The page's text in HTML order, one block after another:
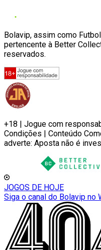
Bolavip, assim como
pertencente à Better
reservados.
+18 | Jogue com
Condições | Conteúdo
adverte: Aposta não é
JOGOS DE HOJE
Siga o canal do Bolavip no